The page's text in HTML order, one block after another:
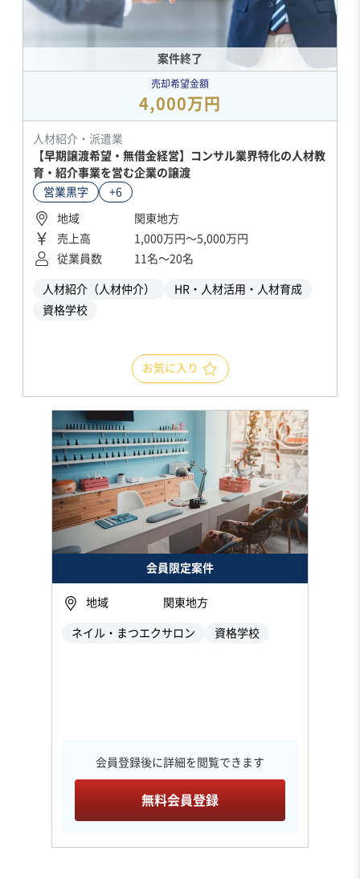
案件終了
売却希望金額
4,000万円
人材紹介・派遣業
【早期譲渡希望・無借金経営】コンサル業界特化の人材教
育・紹介事業を営む企業の譲渡
営業黒字
+6
地域
関東地方
売上高
1,000万円〜5,000万円
従業員数
11名〜20名
人材紹介（人材仲介）
HR・人材活用・人材育成
資格学校
お気に入り
会員限定案件
地域 関東地方
ネイル・まつエクサロン 資格学校
会員登録後に詳細を閲覧できます
無料会員登録